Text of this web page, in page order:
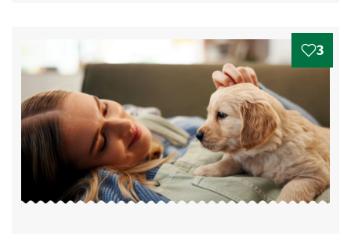
3